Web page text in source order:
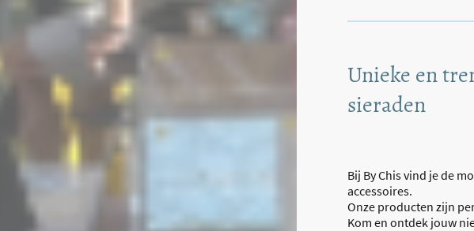
Unieke en
sieraden
Bij By Chis vind je de
accessoires.
Onze producten zijn
Kom en ontdek jouw